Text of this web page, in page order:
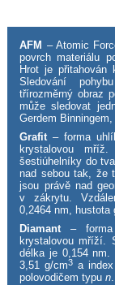
AFM – Atomic
povrch materiálu
Hrot je přitahován
Sledování
třírozměrný obraz
může sledovat
Gerdem
Grafit– forma
krystalovou
šestiúhelníky do
nad sebou tak, že
jsou právě nad
v zákrytu.
0,2464 nm, hustota
Diamant– forma
krystalovou mříží.
délka je 0,154
3,51 g/cm3 a
polovodičem typun.